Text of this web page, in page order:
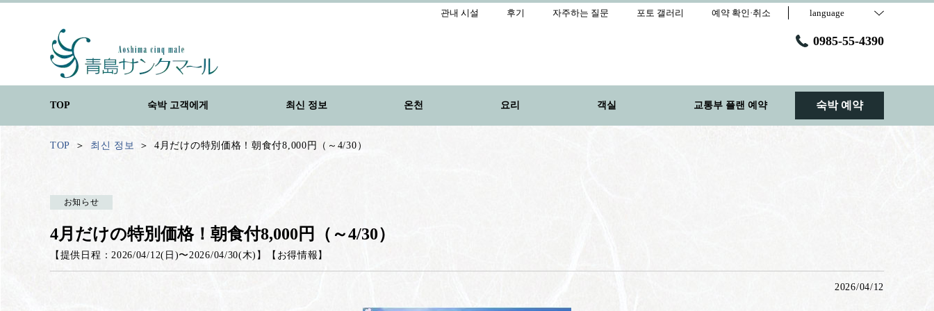
관내 시설 후기 자주하는 질문 포토 갤러리 예약 확인·취소 language
0985-55-4390
TOP 숙박 고객에게 최신 정보 온천 요리 객실 교통부 플랜 예약 숙박 예약
TOP 최신 정보 4月だけの特別価格！朝食付8,000円（～4/30）
お知らせ
4月だけの特別価格！朝食付8,000円（～4/30）
【提供日程：2026/04/12(日)〜2026/04/30(木) 】 【 お得情報 】
2026/04/12